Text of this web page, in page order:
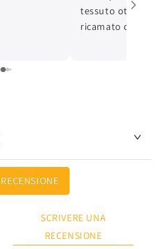
tessuto ottimo e
ricamato con
SCRIVERE UNA
RECENSIONE